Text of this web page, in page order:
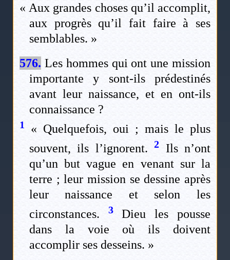
« Aux grandes choses qu’il accomplit,
aux progrès qu’il fait faire à ses
semblables. »
576. Les hommes qui ont une mission
importante y sont-ils prédestinés
avant leur naissance, et en ont-ils
connaissance ?
1
« Quelquefois, oui ; mais le plus
souvent, ils l’ignorent.2 Ils n’ont
qu’un but vague en venant sur la
terre ; leur mission se dessine après
leur naissance et selon les
circonstances.
3Dieu les pousse
dans la voie où ils doivent
accomplir ses desseins. »